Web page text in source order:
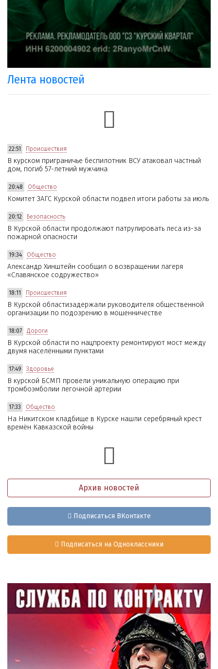
Лента новостей
22:51 Происшествия
В курском приграничье беспилотник ВСУ атаковал частный
дом, погиб 57-летний мужчина
20:48 Общество
Комитет ЗАГС Курской области подвел итоги работы за июль
20:12 Безопасность
В Курской области продолжают патрулировать леса из-за
пожарной опасности
19:34 Общество
Александр Хинштейн сообщил о возвращении лагеря
«Славянское содружество»
18:11 Происшествия
В Курской областизадержали руководителя общественной
организации по подозрению в мошенничестве
18:07 Дороги
В Курской области по нацпроекту ремонтируют мост между
двумя населёнными пунктами
17:49 Здоровье
В курской БСМП провели уникальную операцию при
тромбоэмболии легочной артерии
17:33 Общество
На Никитском кладбище в Курске нашли серебряный крест
времён Кавказской войны
Архив новостей
Подписаться ВКонтакте
Подписаться на Одноклассники